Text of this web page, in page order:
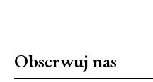
Obserwuj nas